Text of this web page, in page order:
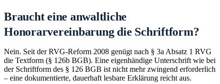
Braucht eine anwaltliche
Honorarvereinbarung die Schriftform?
Nein. Seit der RVG-Reform 2008 genügt nach § 3a Absatz 1 RVG
die Textform (§ 126b BGB). Eine eigenhändige Unterschrift wie bei
der Schriftform des § 126 BGB ist nicht mehr zwingend erforderlich
– eine dokumentierte, dauerhaft lesbare Erklärung reicht aus.